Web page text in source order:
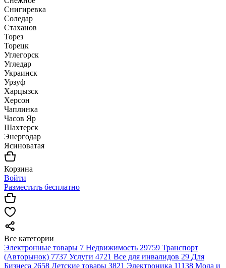
Снигиревка
Соледар
Стаханов
Торез
Торецк
Углегорск
Угледар
Украинск
Урзуф
Харцызск
Херсон
Чаплинка
Часов Яр
Шахтерск
Энергодар
Ясиноватая
Корзина
Войти
Разместить бесплатно
Все категории
Электронные товары 7 Недвижимость 29759 Транспорт
(Авторынок) 7737 Услуги 4721 Все для инвалидов 29 Для
Бизнеса 2658 Детские товары 3821 Электроника 11138 Мода и